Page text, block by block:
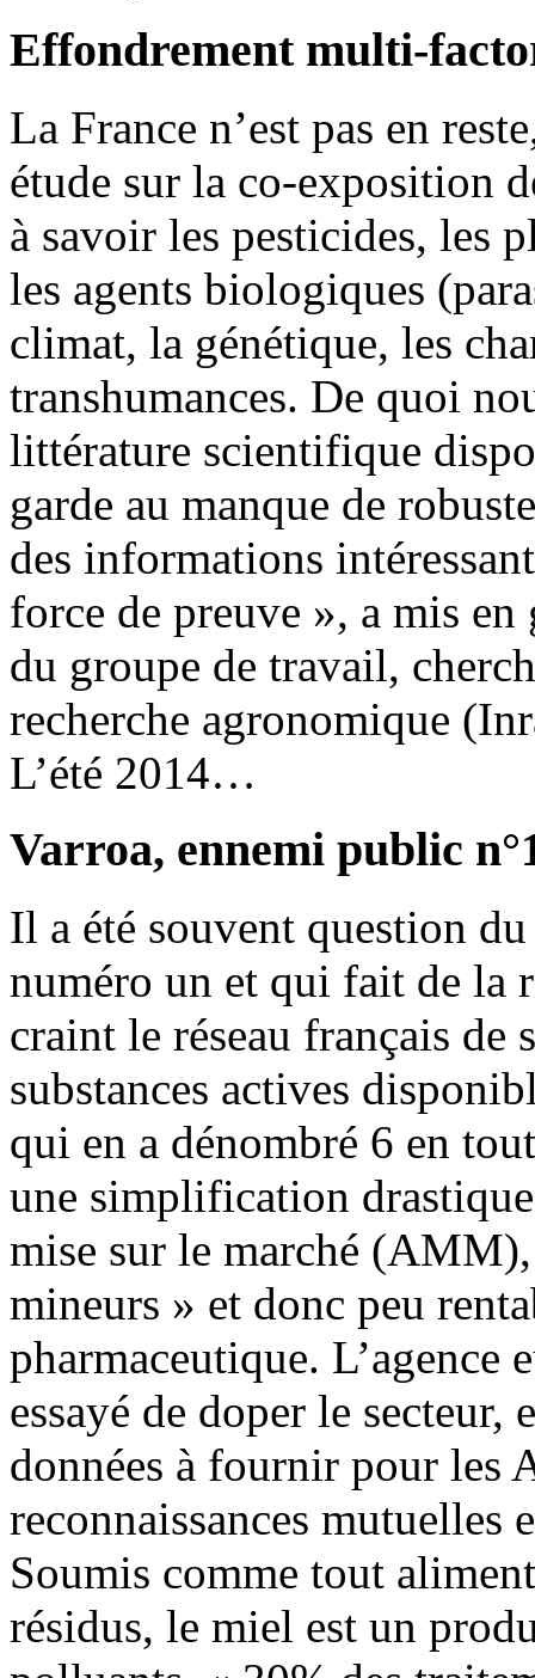
Effondrement multi-
La France n’est pas en
étude sur la co-exposition
à savoir les pesticides, les
les agents biologiques
climat, la génétique, les
transhumances. De quoi
littérature scientifique
garde au manque de
des informations
force de preuve », a mis
du groupe de travail,
recherche agronomique
L’été 2014…
Varroa, ennemi public
Il a été souvent question
numéro un et qui fait de la
craint le réseau français de
substances actives
qui en a dénombré 6 en
une simplification
mise sur le marché (AMM),
mineurs » et donc peu
pharmaceutique. L’agence
essayé de doper le
données à fournir pour les
reconnaissances mutuelles
Soumis comme tout
résidus, le miel est un